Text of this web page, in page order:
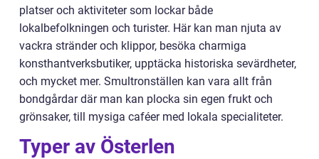
platser och aktiviteter som lockar både
lokalbefolkningen och turister. Här kan man njuta av
vackra stränder och klippor, besöka charmiga
konsthantverksbutiker, upptäcka historiska sevärdheter,
och mycket mer. Smultronställen kan vara allt från
bondgårdar där man kan plocka sin egen frukt och
grönsaker, till mysiga caféer med lokala specialiteter.
Typer av Österlen